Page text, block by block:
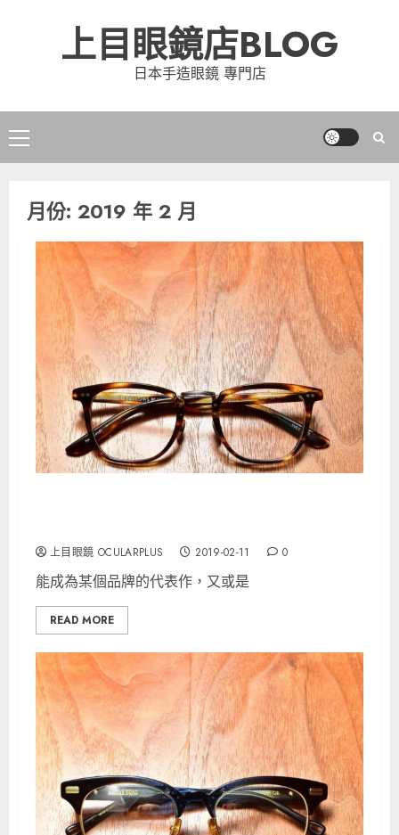
上目眼鏡店BLOG
日本手造眼鏡 專門店
Primary
Menu
月份: 2019 年 2 月
上目眼鏡 OCULARPLUS 2019-02-11 0
能成為某個品牌的代表作，又或是
READ MORE